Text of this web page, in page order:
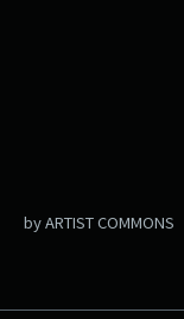
by ARTIST COMMONS